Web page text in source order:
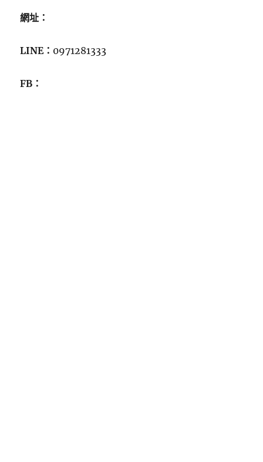
網址：
LINE： 0971281333
FB：